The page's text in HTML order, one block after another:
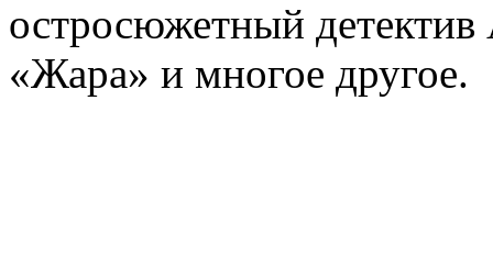
остросюжетный детектив
«Жара» и многое другое.